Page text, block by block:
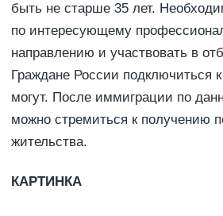
быть не старше 35 лет.
по интересующему
направлению и участвовать в
Граждане России подключиться
могут. После иммиграции по
можно стремиться к получению
жительства.
КАРТИНКА